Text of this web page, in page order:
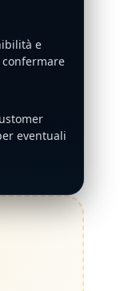
e
eventuali